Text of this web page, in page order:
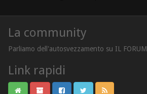
La community
Parliamo dell'autosvezzamento su IL FORUM
Link rapidi